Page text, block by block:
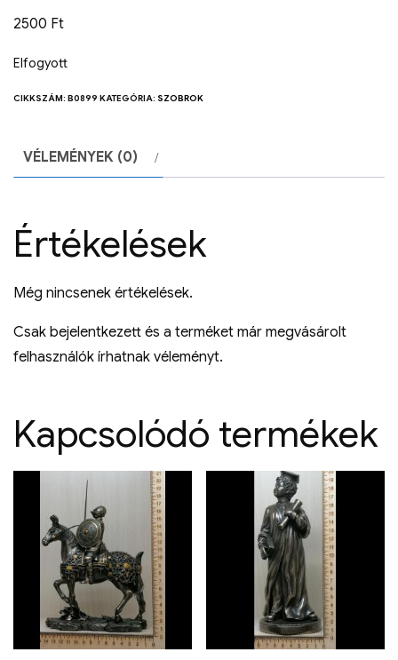
2500 Ft
Elfogyott
CIKKSZÁM: B0899 KATEGÓRIA: SZOBROK
VÉLEMÉNYEK (0)
Értékelések
Még nincsenek értékelések.
Csak bejelentkezett és a terméket már megvásárolt
felhasználók írhatnak véleményt.
Kapcsolódó termékek